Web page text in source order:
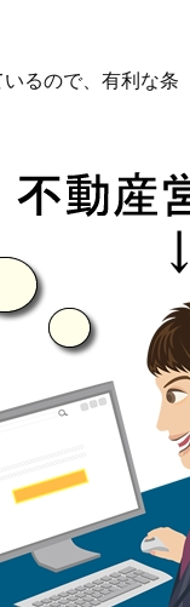
るので、有利な条